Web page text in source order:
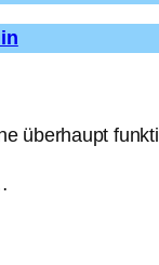
überhaupt